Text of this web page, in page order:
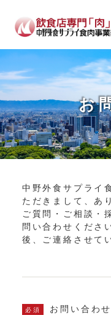
お
中野外食サプライ
ただきまして、あ
ご質問・ご相談・
問い合わせくださ
後、ご連絡させて
必須 お問い合わ